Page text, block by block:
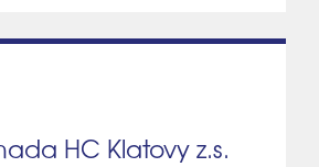
HC Klatovy z.s.